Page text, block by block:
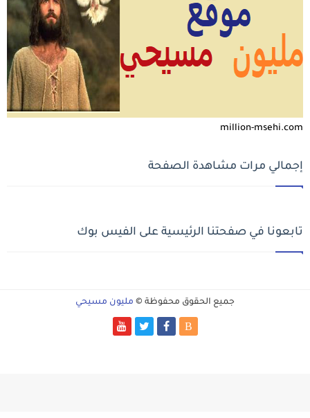
million-msehi.com
إجمالي مرات مشاهدة الصفحة
تابعونا في صفحتنا الرئيسية على الفيس بوك
جميع الحقوق محفوظة © مليون مسيحي